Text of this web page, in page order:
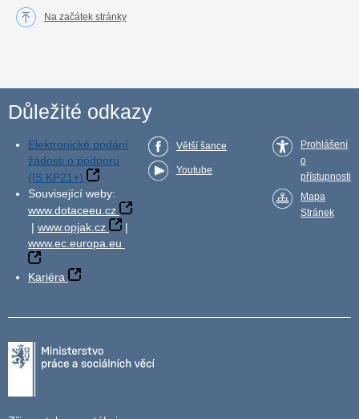
Na začátek stránky
Důležité odkazy
Elektronické podání
žádosti o podporu
(IS KP21+)
Související weby:
www.dotaceeu.cz
| www.opjak.cz
|
www.ec.europa.eu
Kariéra
Větší šance
Youtube
Prohlášení
o
přístupnosti
Mapa
Stránek